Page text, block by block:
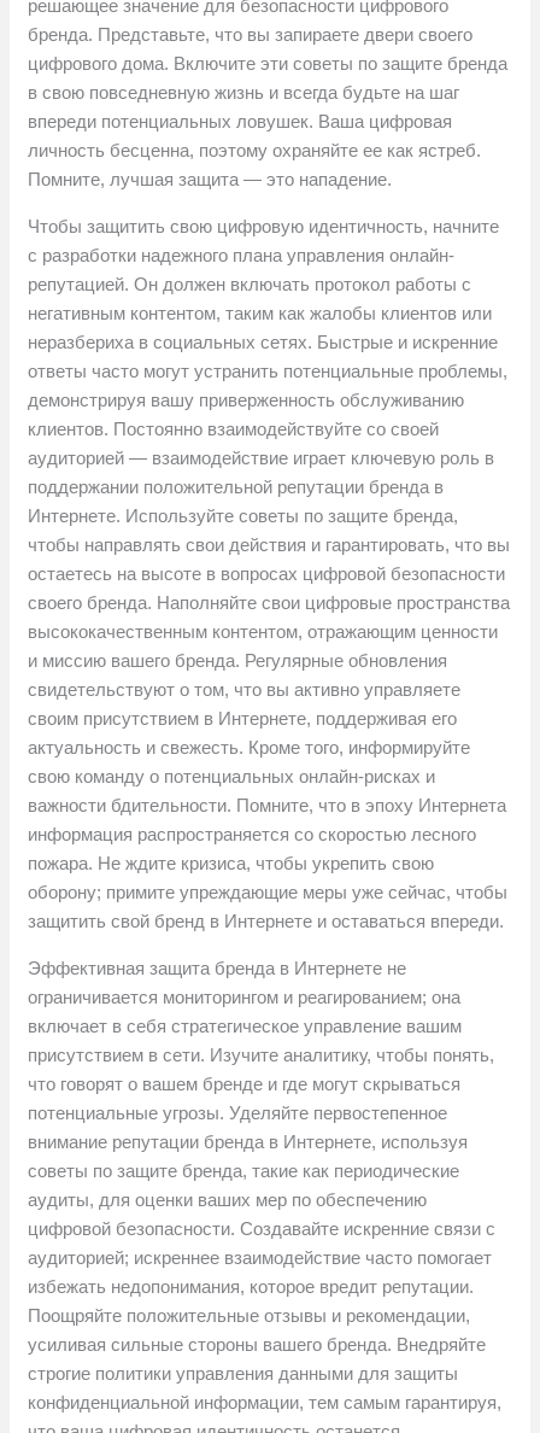
решающее значение для безопасности цифрового
бренда. Представьте, что вы запираете двери своего
цифрового дома. Включите эти советы по защите бренда
в свою повседневную жизнь и всегда будьте на шаг
впереди потенциальных ловушек. Ваша цифровая
личность бесценна, поэтому охраняйте ее как ястреб.
Помните, лучшая защита — это нападение.
Чтобы защитить свою цифровую идентичность, начните
с разработки надежного плана управления онлайн-
репутацией. Он должен включать протокол работы с
негативным контентом, таким как жалобы клиентов или
неразбериха в социальных сетях. Быстрые и искренние
ответы часто могут устранить потенциальные проблемы,
демонстрируя вашу приверженность обслуживанию
клиентов. Постоянно взаимодействуйте со своей
аудиторией — взаимодействие играет ключевую роль в
поддержании положительной репутации бренда в
Интернете. Используйте советы по защите бренда,
чтобы направлять свои действия и гарантировать, что вы
остаетесь на высоте в вопросах цифровой безопасности
своего бренда. Наполняйте свои цифровые пространства
высококачественным контентом, отражающим ценности
и миссию вашего бренда. Регулярные обновления
свидетельствуют о том, что вы активно управляете
своим присутствием в Интернете, поддерживая его
актуальность и свежесть. Кроме того, информируйте
свою команду о потенциальных онлайн-рисках и
важности бдительности. Помните, что в эпоху Интернета
информация распространяется со скоростью лесного
пожара. Не ждите кризиса, чтобы укрепить свою
оборону; примите упреждающие меры уже сейчас, чтобы
защитить свой бренд в Интернете и оставаться впереди.
Эффективная защита бренда в Интернете не
ограничивается мониторингом и реагированием; она
включает в себя стратегическое управление вашим
присутствием в сети. Изучите аналитику, чтобы понять,
что говорят о вашем бренде и где могут скрываться
потенциальные угрозы. Уделяйте первостепенное
внимание репутации бренда в Интернете, используя
советы по защите бренда, такие как периодические
аудиты, для оценки ваших мер по обеспечению
цифровой безопасности. Создавайте искренние связи с
аудиторией; искреннее взаимодействие часто помогает
избежать недопонимания, которое вредит репутации.
Поощряйте положительные отзывы и рекомендации,
усиливая сильные стороны вашего бренда. Внедряйте
строгие политики управления данными для защиты
конфиденциальной информации, тем самым гарантируя,